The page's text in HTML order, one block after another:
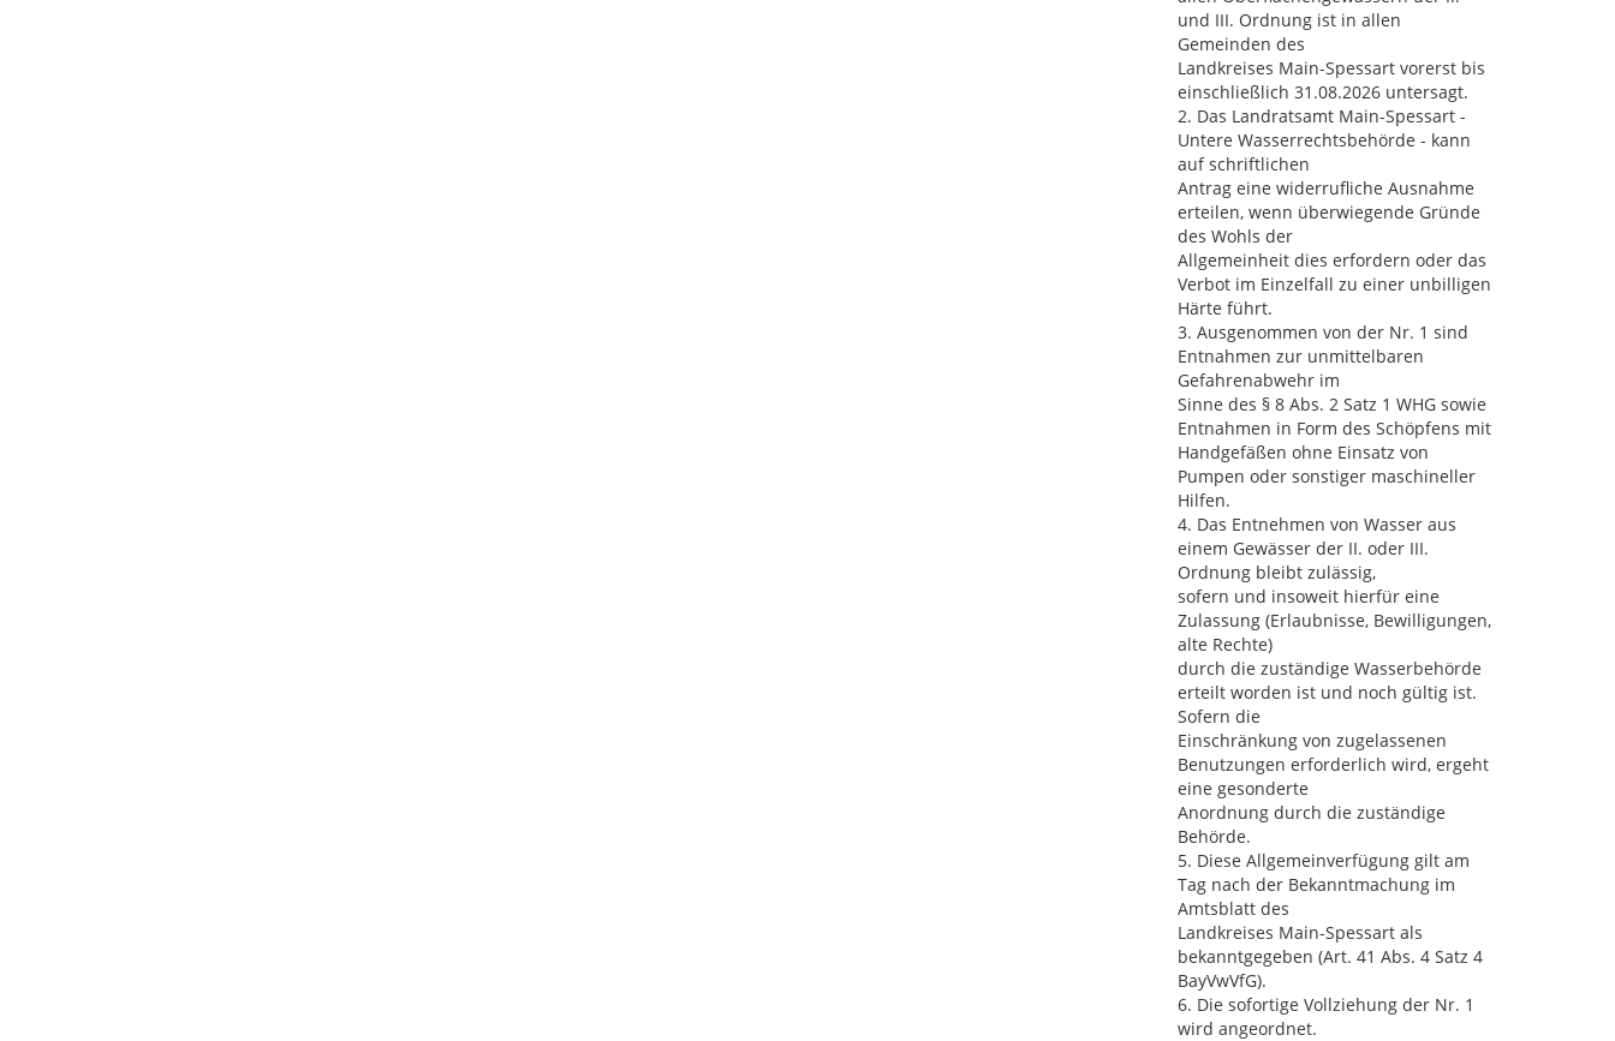
und III. Ordnung ist in allen
Gemeinden des
Landkreises Main-Spessart vorerst bis
einschließlich 31.08.2026 untersagt.
2. Das Landratsamt Main-Spessart -
Untere Wasserrechtsbehörde - kann
auf schriftlichen
Antrag eine widerrufliche Ausnahme
erteilen, wenn überwiegende Gründe
des Wohls der
Allgemeinheit dies erfordern oder das
Verbot im Einzelfall zu einer unbilligen
Härte führt.
3. Ausgenommen von der Nr. 1 sind
Entnahmen zur unmittelbaren
Gefahrenabwehr im
Sinne des § 8 Abs. 2 Satz 1 WHG sowie
Entnahmen in Form des Schöpfens mit
Handgefäßen ohne Einsatz von
Pumpen oder sonstiger maschineller
Hilfen.
4. Das Entnehmen von Wasser aus
einem Gewässer der II. oder III.
Ordnung bleibt zulässig,
sofern und insoweit hierfür eine
Zulassung (Erlaubnisse, Bewilligungen,
alte Rechte)
durch die zuständige Wasserbehörde
erteilt worden ist und noch gültig ist.
Sofern die
Einschränkung von zugelassenen
Benutzungen erforderlich wird, ergeht
eine gesonderte
Anordnung durch die zuständige
Behörde.
5. Diese Allgemeinverfügung gilt am
Tag nach der Bekanntmachung im
Amtsblatt des
Landkreises Main-Spessart als
bekanntgegeben (Art. 41 Abs. 4 Satz 4
BayVwVfG).
6. Die sofortige Vollziehung der Nr. 1
wird angeordnet.